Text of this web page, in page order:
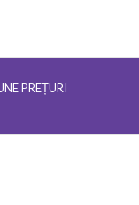
PREȚURI